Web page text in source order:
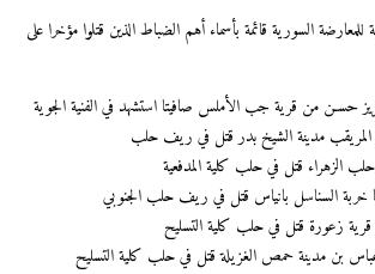
السورية قائمة بأسماء أهم الضباط الذين قتلوا مؤخرا على
حسـن من قرية جب الأملس صافيتا استشهد في الفنية الجوية
المريقب مدينة الشيخ بدر قتل في ريف حلب
الزهراء قتل في حلب كلية المدفعية
خربة السناسل بانياس قتل في ريف حلب الجنوبي
زعورة قتل في حلب كلية التسليح
بن مدينة حمص الغزيلة قتل في حلب كلية التسليح